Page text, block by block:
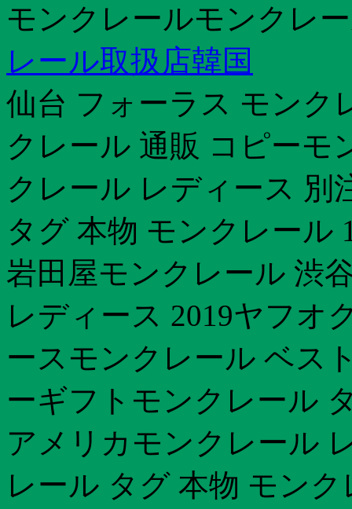
モンクレールモンクレ
レール取扱店韓国
仙台 フォーラス モンク
クレール 通販 コピーモ
クレール レディース 別
タグ 本物 モンクレール
岩田屋モンクレール 渋
レディース 2019ヤフオ
ースモンクレール ベス
ーギフトモンクレール
アメリカモンクレール
レール タグ 本物 モン